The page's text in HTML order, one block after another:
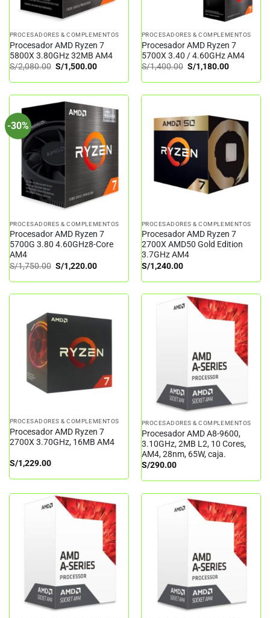
PROCESADORES & COMPLEMENTOS
Procesador AMD Ryzen 7
5800X 3.80GHz 32MB AM4
S/2,080.00 El
precio
original
S/2,080.00.
S/1,500.00El
actual
S/1,500.00.
PROCESADORES & COMPLEMENTOS
Procesador AMD Ryzen 7
5700X 3.40 / 4.60GHz AM4
S/1,400.00 El
precio
original
S/1,400.00.
S/1,180.00El
actual
S/
-30%
PROCESADORES & COMPLEMENTOS
Procesador AMD Ryzen 7
5700G 3.80 4.60GHz8-Core
AM4
S/1,750.00 El
precio
original
S/1,750.00.
S/1,220.00El
actual
S/1,220.00.
PROCESADORES & COMPLEMENTOS
Procesador AMD Ryzen 7
2700X AMD50 Gold Edition
3.7GHz AM4
S/1,240.00
PROCESADORES & COMPLEMENTOS
Procesador AMD Ryzen 7
2700X 3.70GHz, 16MB AM4
S/1,229.00
PROCESADORES & COMPLEMENTOS
Procesador AMD A8-9600,
3.10GHz, 2MB L2, 10 Cores,
AM4, 28nm, 65W, caja.
S/290.00